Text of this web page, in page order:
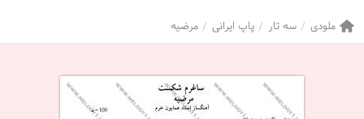
ملودی سه تار پاپ ایرانی مرضیه